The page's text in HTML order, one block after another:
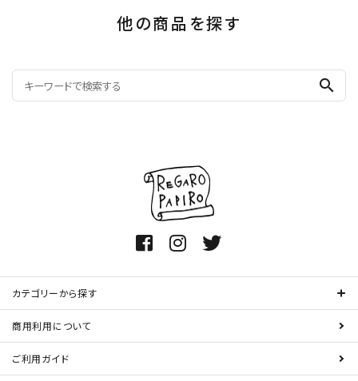
他の商品を探す
search
カテゴリーから探す
商用利用について
ご利用ガイド